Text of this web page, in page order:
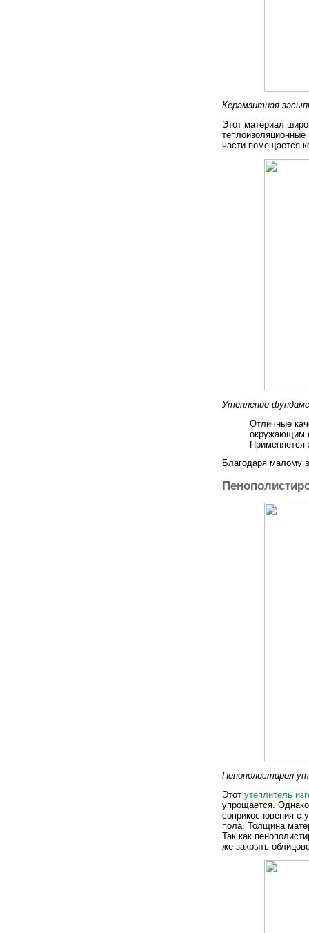
Керамзитная
Этот материал
части помещается
Утепление
Отличные
окружающим
Применяется
Благодаря малому
Пенополистирол
Этот утеплитель
упрощается.
соприкосновения с
пола. Толщина
Так как
же закрыть